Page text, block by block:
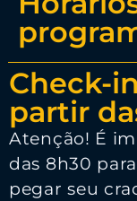
Check-
partir
Atenção! É
das 8h30
pegar seu